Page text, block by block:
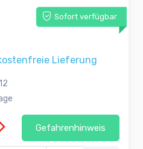
Sofort verfügbar
Lieferung
Gefahrenhinweis